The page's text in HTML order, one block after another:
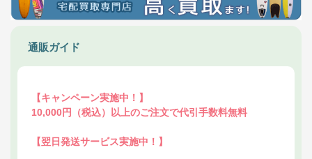
通販ガイド
【キャンペーン実施中！】
10,000円（税込）以上のご注文で代引手数料無料
【翌日発送サービス実施中！】